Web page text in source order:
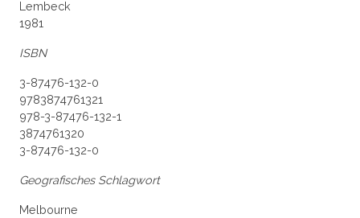
Lembeck
1981
ISBN
3-87476-132-0
9783874761321
978-3-87476-132-1
3874761320
3-87476-132-0
Geografisches Schlagwort
Melbourne